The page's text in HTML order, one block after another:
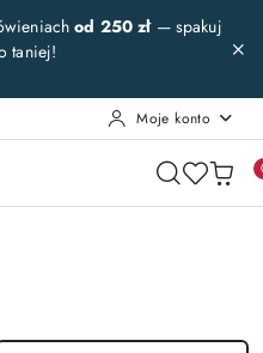
od 250 zł— spakuj
taniej!
Moje konto